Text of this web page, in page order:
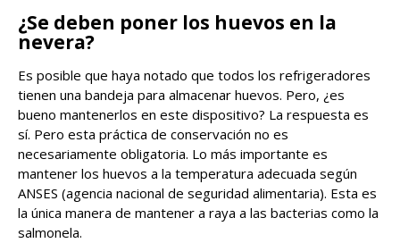
¿Se deben poner los huevos en la
nevera?
Es posible que haya notado que todos los refrigeradores
tienen una bandeja para almacenar huevos. Pero, ¿es
bueno mantenerlos en este dispositivo? La respuesta es
sí. Pero esta práctica de conservación no es
necesariamente obligatoria. Lo más importante es
mantener los huevos a la temperatura adecuada según
ANSES (agencia nacional de seguridad alimentaria). Esta es
la única manera de mantener a raya a las bacterias como la
salmonela.